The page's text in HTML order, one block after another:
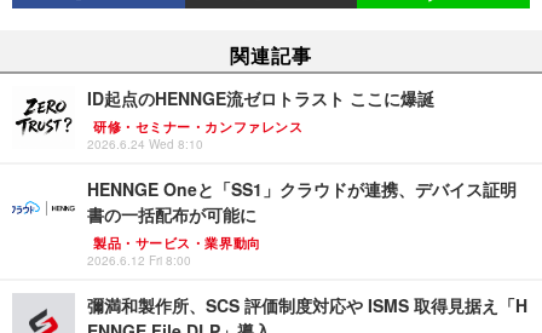
関連記事
ID起点のHENNGE流ゼロトラスト ここに爆誕
研修・セミナー・カンファレンス
2026.6.24 Wed 8:10
HENNGE Oneと「SS1」クラウドが連携、デバイス証明
書の一括配布が可能に
製品・サービス・業界動向
2026.6.12 Fri 8:00
彌満和製作所、SCS 評価制度対応や ISMS 取得見据え「H